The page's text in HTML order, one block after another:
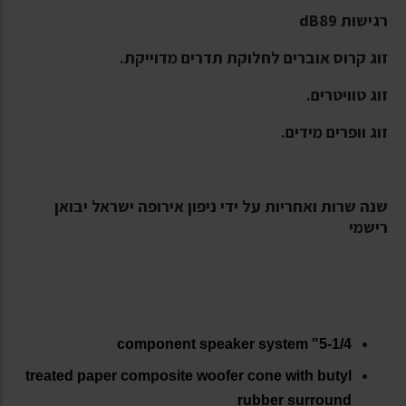
רגישות 89
dB
זוג קרוס אוברים לחלוקת תדרים מדוייקת.
זוג טוויטרים.
זוג וופרים מידים.
שנה שרות ואחריות על ידי ניפון אירופה ישראל יבואן
רישמי
5-1/4" component speaker system
treated paper composite woofer cone with butyl
rubber surround